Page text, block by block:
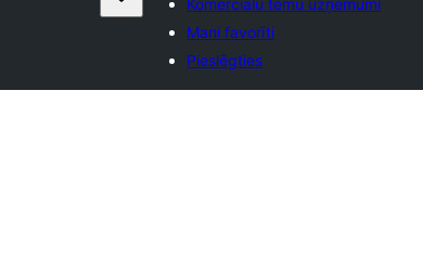
Komerciālu tēmu uzņēmumi
Mani favorīti
Pieslēgties